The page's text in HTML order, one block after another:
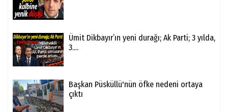
Ümit Dikbayır’ın yeni durağı; Ak Parti; 3 yılda,
3....
Başkan Püsküllü'nün öfke nedeni ortaya
çıktı